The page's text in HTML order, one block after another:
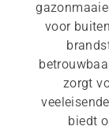
voor
zorgt
biedt